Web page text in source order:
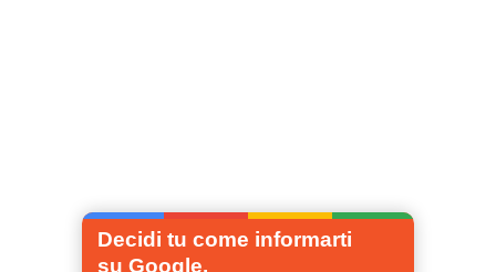
Decidi tu come informarti
su Google.